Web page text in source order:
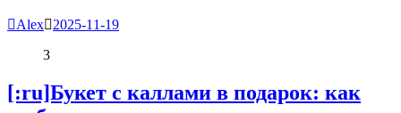
Alex 2025-11-19
3
[:ru]Букет с каллами в подарок: как